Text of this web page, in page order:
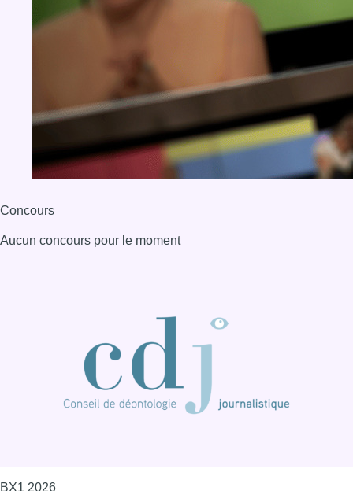
Concours
Aucun concours pour le moment
BX1 2026